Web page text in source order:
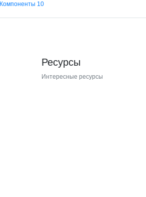
Компоненты 10
Ресурсы
Интересные ресурсы